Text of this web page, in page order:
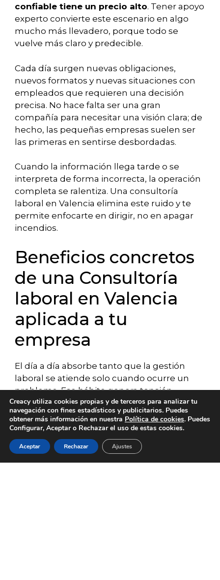
ACERCA DE SERVICIOS EMPLEO BLOG
confiable tiene un precio alto. Tener apoyo
experto convierte este escenario en algo
mucho más llevadero, porque todo se
vuelve más claro y predecible.
Cada día surgen nuevas obligaciones,
nuevos formatos y nuevas situaciones con
empleados que requieren una decisión
precisa. No hace falta ser una gran
compañía para necesitar una visión clara; de
hecho, las pequeñas empresas suelen ser
las primeras en sentirse desbordadas.
Cuando la información llega tarde o se
interpreta de forma incorrecta, la operación
completa se ralentiza. Una consultoría
laboral en Valencia elimina este ruido y te
permite enfocarte en dirigir, no en apagar
incendios.
Beneficios concretos
de una Consultoría
laboral en Valencia
aplicada a tu
empresa
El día a día absorbe tanto que la gestión
laboral se atiende solo cuando ocurre un
problema. Ese hábito genera tensión,
improvisación y decisiones tomadas bajo
presión. Cuando cuentas con asesoramiento
continuo, todo cambia. Hay orden, previsión
y un camino claro para avanzar sin
sobresaltos.
Creacy utiliza cookies propias y de terceros para analizar tu
navegación con fines estadísticos y publicitarios. Puedes
obtener más información en nuestra Política de cookies. Puedes
Configurar, Aceptar o Rechazar el uso de estas cookies.
Aceptar Rechazar Ajustes